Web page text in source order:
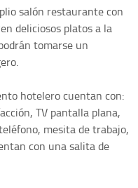
salón restaurante con
deliciosos platos a la
tomarse un
hotelero cuentan con:
TV pantalla plana,
mesita de trabajo,
con una salita de